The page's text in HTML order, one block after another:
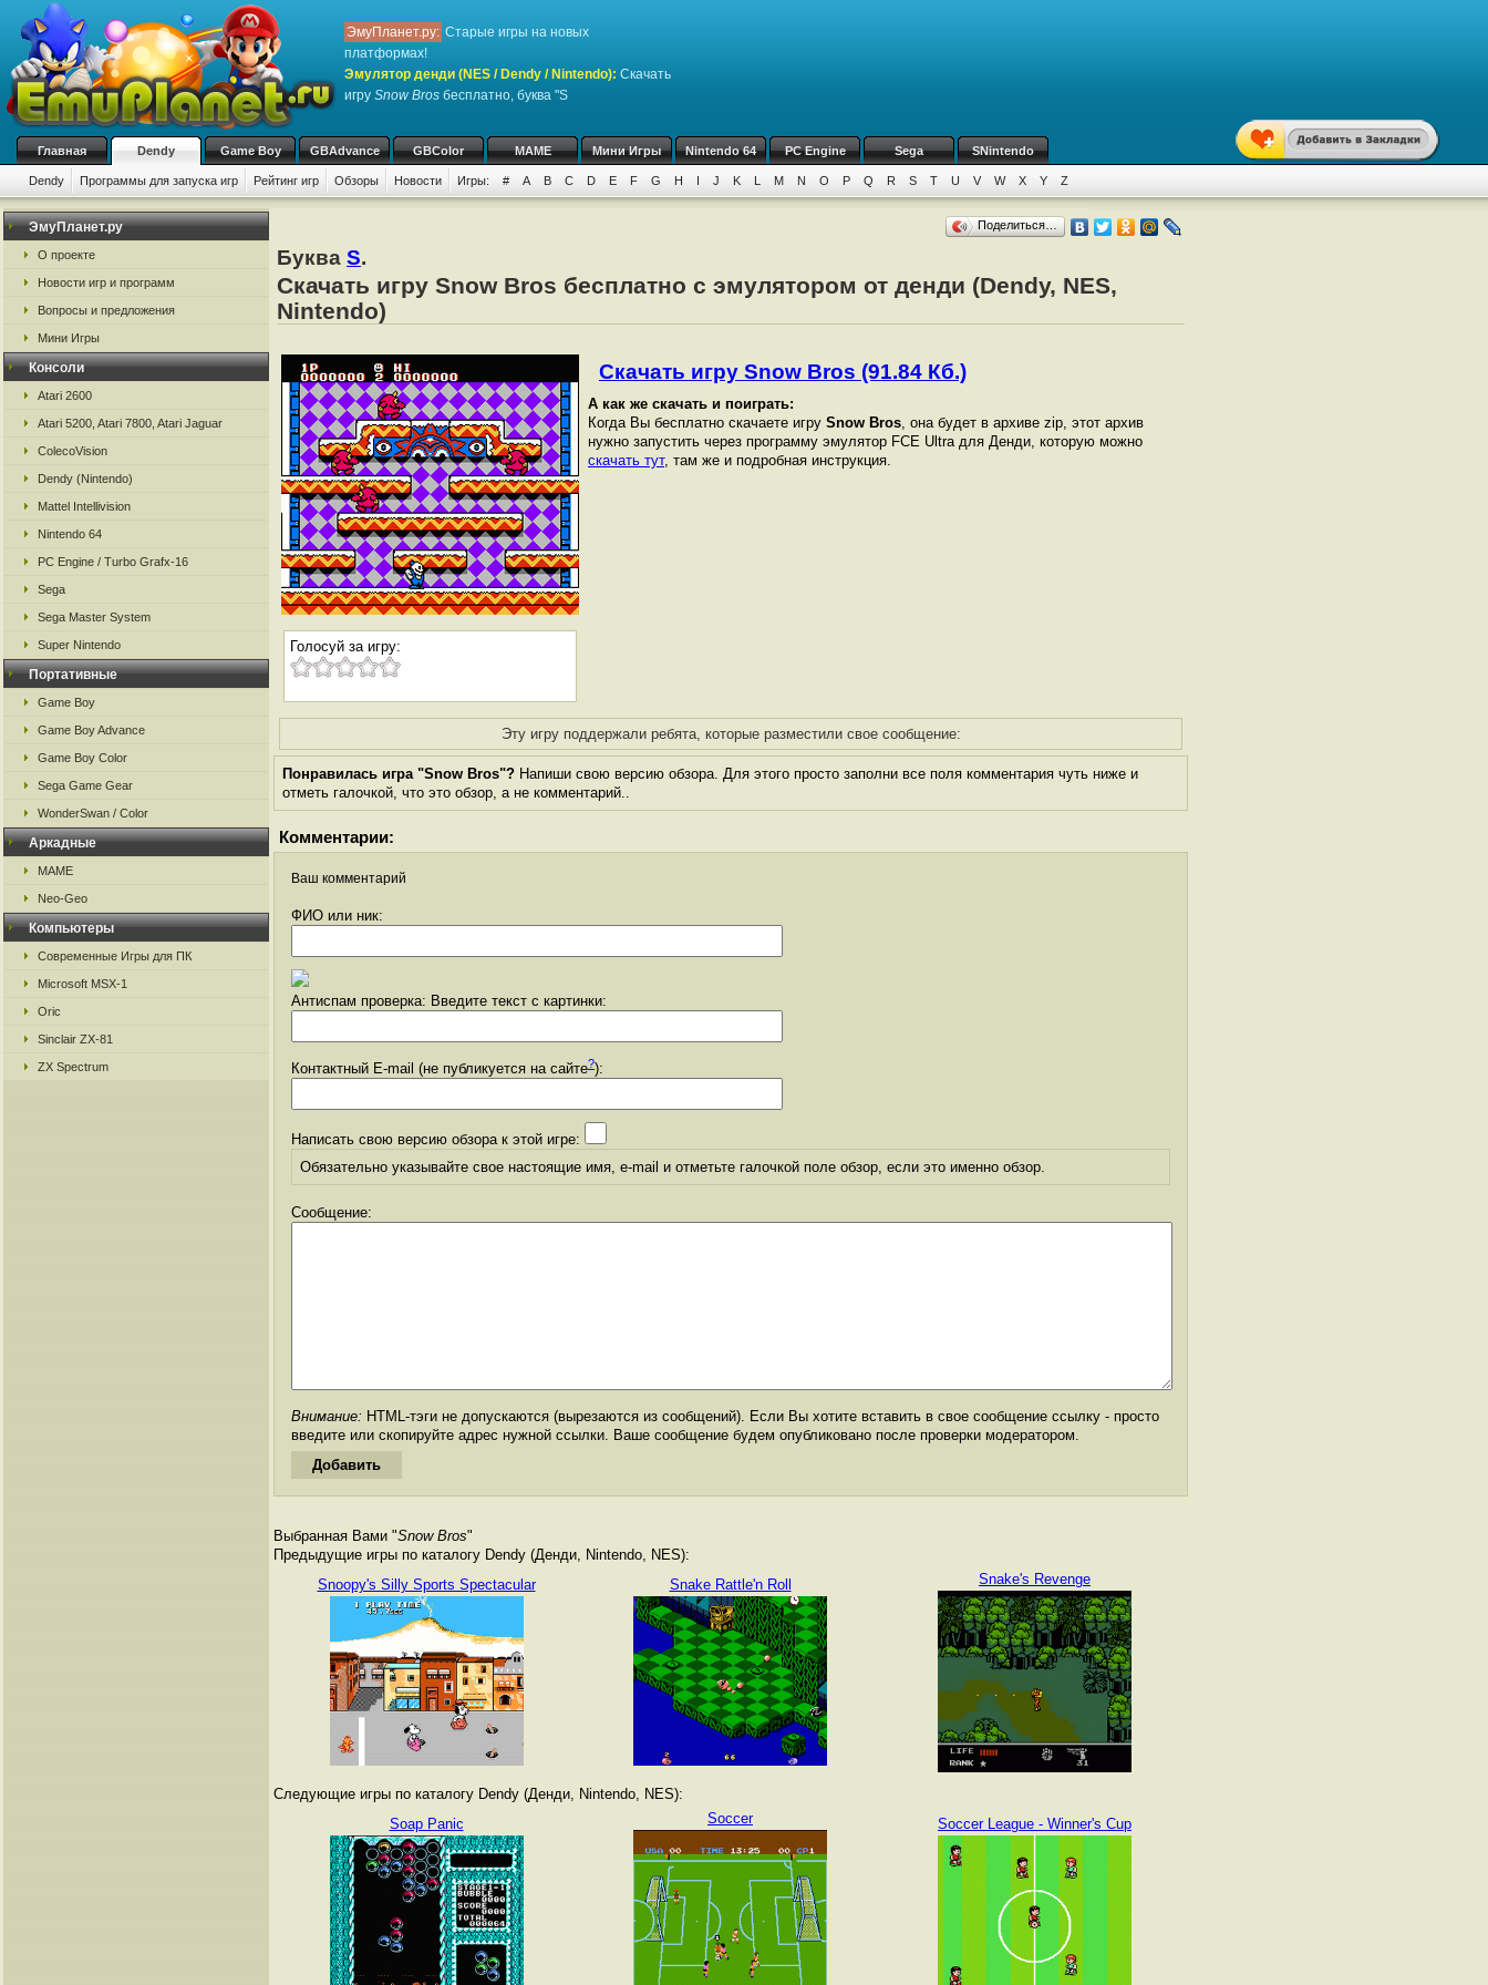
ЭмуПланет.ру: Старые игры на новых
платформах!
Эмулятор денди (NES / Dendy / Nintendo): Скачать
игру Snow Bros бесплатно, буква "S
Главная Dendy Game Boy GBAdvance GBColor MAME Мини Игры Nintendo 64 PC Engine Sega SNintendo
Dendy Программы для запуска игр Рейтинг игр Обзоры Новости Игры: # A B C D E F G H I J K L M N O P Q R S T U V W X Y Z
ЭмуПланет.ру
О проекте
Новости игр и программ
Вопросы и предложения
Мини Игры
Консоли
Atari 2600
Atari 5200, Atari 7800, Atari Jaguar
ColecoVision
Dendy (Nintendo)
Mattel Intellivision
Nintendo 64
PC Engine / Turbo Grafx-16
Sega
Sega Master System
Super Nintendo
Портативные
Game Boy
Game Boy Advance
Game Boy Color
Sega Game Gear
WonderSwan / Color
Аркадные
MAME
Neo-Geo
Компьютеры
Современные Игры для ПК
Microsoft MSX-1
Oric
Sinclair ZX-81
ZX Spectrum
Поделиться…
Буква S.
Скачать игру Snow Bros бесплатно с эмулятором от денди (Dendy, NES,
Nintendo)
Голосуй за игру:
Скачать игру Snow Bros (91.84 Кб.)
А как же скачать и поиграть:
Когда Вы бесплатно скачаете игру Snow Bros, она будет в архиве zip, этот архив
нужно запустить через программу эмулятор FCE Ultra для Денди, которую можно
скачать тут, там же и подробная инструкция.
Эту игру поддержали ребята, которые разместили свое сообщение:
Понравилась игра "Snow Bros"? Напиши свою версию обзора. Для этого просто заполни все поля комментария чуть ниже и
отметь галочкой, что это обзор, а не комментарий..
Комментарии:
Ваш комментарий
ФИО или ник:
Антиспам проверка: Введите текст с картинки:
Контактный E-mail (не публикуется на сайте?):
Написать свою версию обзора к этой игре:
Обязательно указывайте свое настоящие имя, e-mail и отметьте галочкой поле обзор, если это именно обзор.
Сообщение:
Внимание: HTML-тэги не допускаются (вырезаются из сообщений). Если Вы хотите вставить в свое сообщение ссылку - просто
введите или скопируйте адрес нужной ссылки. Ваше сообщение будем опубликовано после проверки модератором.
Выбранная Вами "Snow Bros"
Предыдущие игры по каталогу Dendy (Денди, Nintendo, NES):
Snoopy's Silly Sports Spectacular
Snake Rattle'n Roll Snake's Revenge
Следующие игры по каталогу Dendy (Денди, Nintendo, NES):
Soap Panic
Soccer Soccer League - Winner's Cup